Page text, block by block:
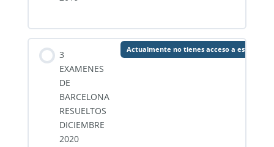
3
EXAMENES
DE
BARCELONA
RESUELTOS
DICIEMBRE
2020
Actualmente no tienes acceso a este